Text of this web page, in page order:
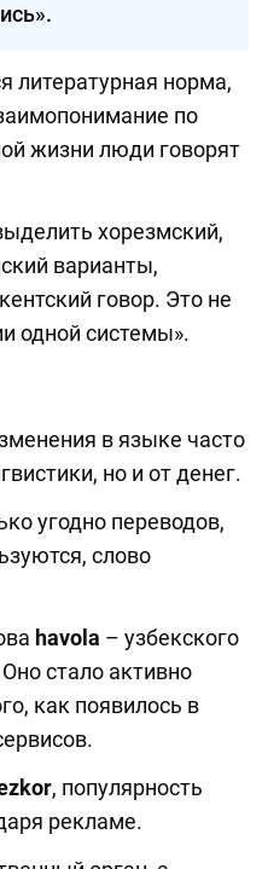
литературная норма,
по
жизни люди говорят
хорезмский,
варианты,
говор. Это не
одной системы».
в языке часто
но и от денег.
угодно переводов,
слово
havola – узбекского
стало активно
как появилось в
, популярность
рекламе.